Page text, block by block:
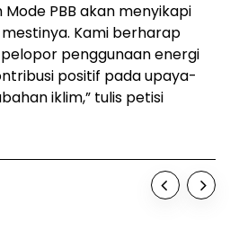
PBB akan menyikapi
Kami berharap
penggunaan energi
positif pada upaya-
iklim,” tulis petisi